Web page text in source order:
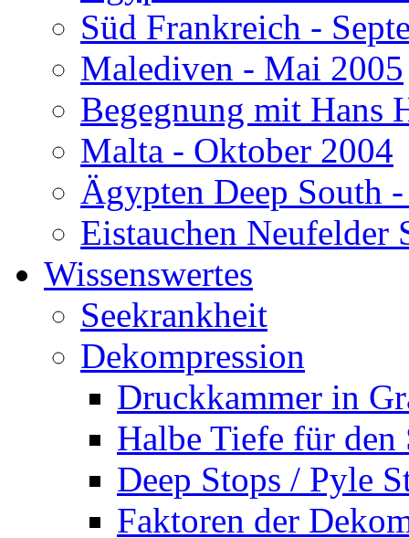
Süd Frankreich -
Malediven - Mai 2005
Begegnung mit Hans
Malta - Oktober 2004
Ägypten Deep South
Eistauchen Neufelder
Wissenswertes
Seekrankheit
Dekompression
Druckkammer in
Halbe Tiefe für den
Deep Stops / Pyle
Faktoren der